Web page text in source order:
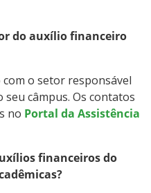
do auxílio financeiro
o setor responsável
câmpus. Os contatos
no Portal da Assistência
financeiros do